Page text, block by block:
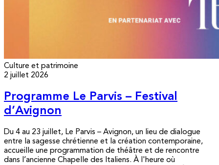
Culture et patrimoine
2 juillet 2026
Programme Le Parvis – Festival
d’Avignon
Du 4 au 23 juillet, Le Parvis – Avignon, un lieu de dialogue
entre la sagesse chrétienne et la création contemporaine,
accueille une programmation de théâtre et de rencontre
dans l’ancienne Chapelle des Italiens. À l'heure où